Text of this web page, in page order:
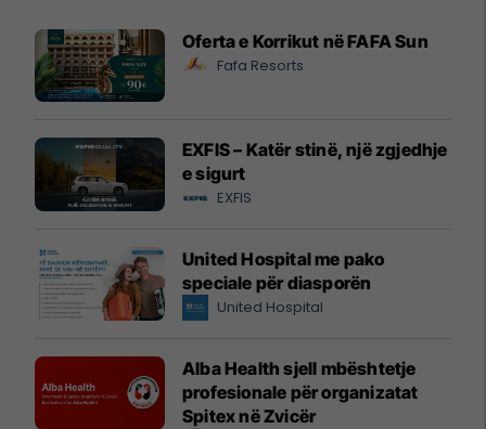
Oferta e Korrikut në FAFA Sun
Fafa Resorts
EXFIS – Katër stinë, një zgjedhje
e sigurt
EXFIS
United Hospital me pako
speciale për diasporën
United Hospital
Alba Health sjell mbështetje
profesionale për organizatat
Spitex në Zvicër